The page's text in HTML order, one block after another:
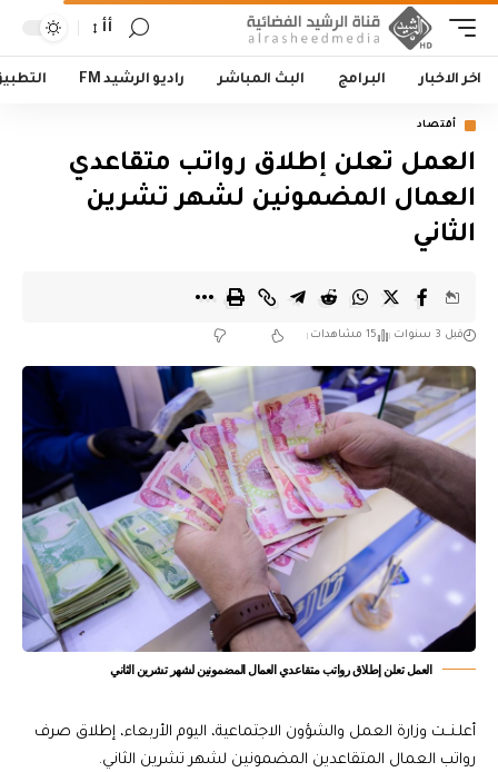
أأ
اخر الاخبار البرامج البث المباشر راديو الرشيد FM
أقتصاد
العمل تعلن إطلاق رواتب متقاعدي
العمال المضمونين لشهر تشرين
الثاني
قبل 3 سنوات 15 مشاهدات
العمل تعلن إطلاق رواتب متقاعدي العمال المضمونين لشهر تشرين الثاني
أعلـنــت وزارة العمل والشؤون الاجتماعية، اليوم الأربعاء، إطلاق صرف
رواتب العمال المتقاعدين المضمونين لشهر تشرين الثاني.